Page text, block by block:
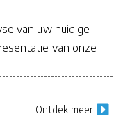
van uw huidige
van onze
Ontdek meer